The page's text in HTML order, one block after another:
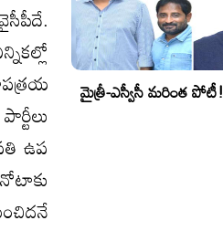
ఉప
మైత్రీ-ఎస్వీసీ మరింత పోటీ!